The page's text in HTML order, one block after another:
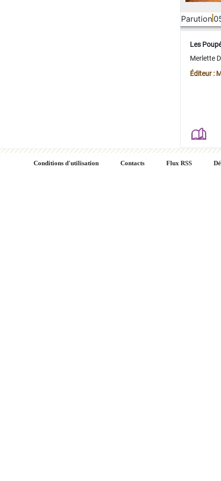
Parution
Les
Merlette
Éditeur :
Conditions d'utilisation Contacts Flux RSS